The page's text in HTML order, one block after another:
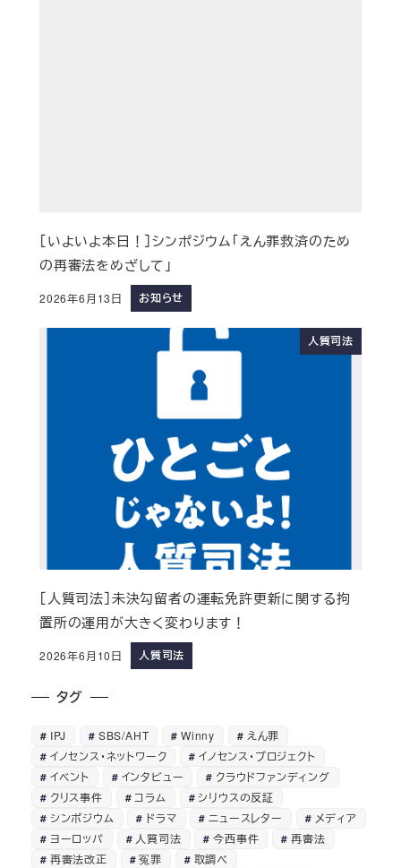
［いよいよ本日！］シンポジウム「えん罪救済のため
の再審法をめざして」
2026年6月13日 お知らせ
人質司法
［人質司法］未決勾留者の運転免許更新に関する拘
置所の運用が大きく変わります！
2026年6月10日 人質司法
タグ
IPJ SBS/AHT Winny
えん罪
イノセンス・ネットワーク
イノセンス・プロジェクト
イベント
インタビュー
クラウドファンディング
クリス事件
コラム
シリウスの反証
シンポジウム
ドラマ ニュースレター
メディア
ヨーロッパ
人質司法 今西事件
再審法
再審法改正
冤罪
取調べ